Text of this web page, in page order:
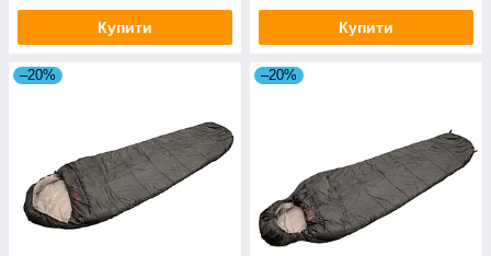
Купити Купити
–20% –20%